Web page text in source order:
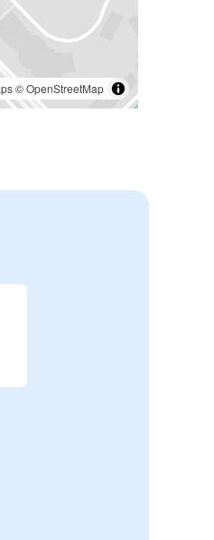
©OpenStreetMap